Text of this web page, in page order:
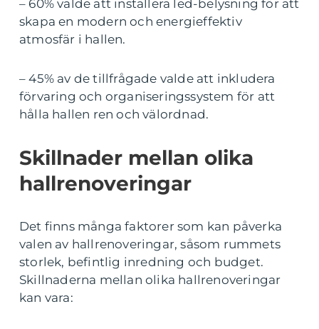
– 60% valde att installera led-belysning för att
skapa en modern och energieffektiv
atmosfär i hallen.
– 45% av de tillfrågade valde att inkludera
förvaring och organiseringssystem för att
hålla hallen ren och välordnad.
Skillnader mellan olika
hallrenoveringar
Det finns många faktorer som kan påverka
valen av hallrenoveringar, såsom rummets
storlek, befintlig inredning och budget.
Skillnaderna mellan olika hallrenoveringar
kan vara: